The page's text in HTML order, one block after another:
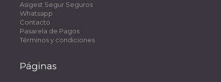
Asigest Segur Seguros
Whatsapp
Contacto
Pasarela de Pagos
Términos y condiciones
Páginas